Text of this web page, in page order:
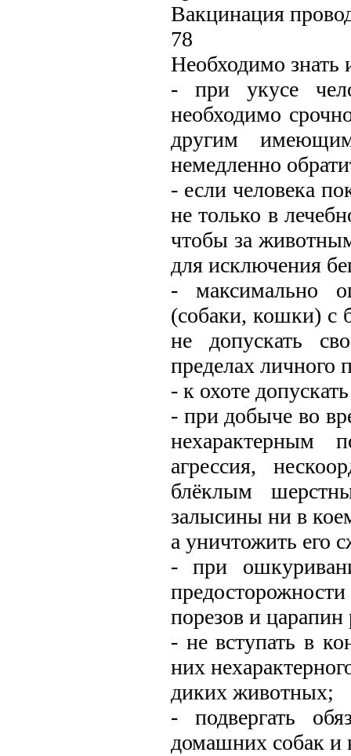
Вакцинация
78
Необходимо знать
- при укусе
необходимо
другим
немедленно
- если человека
не только в
чтобы за
для исключения
- максимально
(собаки, кошки) с
не допускать
пределах личного
- к охоте
- при добыче во
нехарактерным
агрессия,
блёклым
залысины ни в
а уничтожить его
- при
порезов и царапин
- не вступать в
них
диких животных;
- подвергать
домашних собак и